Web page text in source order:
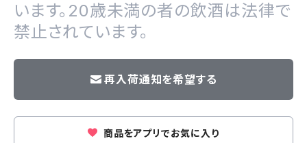
います。20歳未満の者の飲酒は法律で
禁止されています。
再入荷通知を希望する
商品をアプリでお気に入り